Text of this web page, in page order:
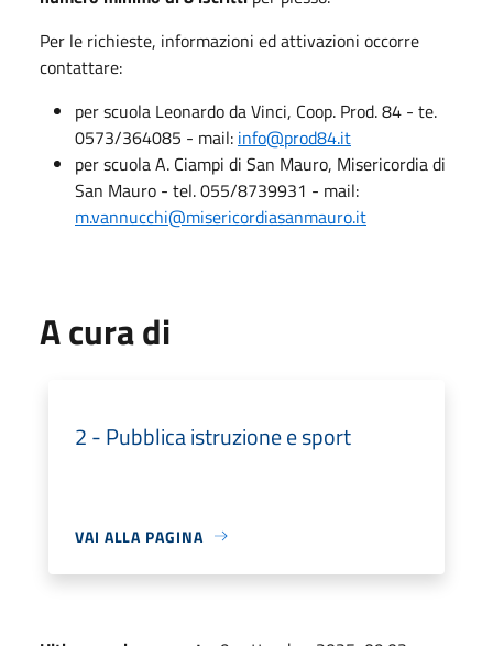
Per le richieste, informazioni ed attivazioni occorre
contattare:
per scuola Leonardo da Vinci, Coop. Prod. 84 - te.
0573/364085 - mail: info@prod84.it
per scuola A. Ciampi di San Mauro, Misericordia di
San Mauro - tel. 055/8739931 - mail:
m.vannucchi@misericordiasanmauro.it
A cura di
2 - Pubblica istruzione e sport
VAI ALLA PAGINA